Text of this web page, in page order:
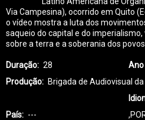
Via Campesina), ocorrido em Quito
o vídeo mostra a luta dos
saqueio do capital e do
sobre a terra e a soberania dos
Duração 28
Produção
Brigada de Audiovisual
País ---